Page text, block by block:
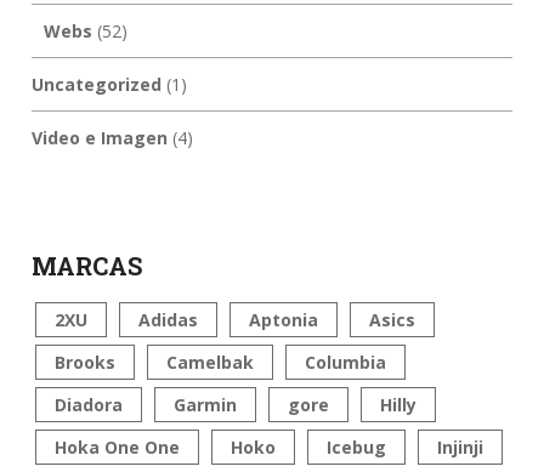
Webs (52)
Uncategorized (1)
Video e Imagen (4)
MARCAS
2XU Adidas Aptonia
Asics
Brooks
Camelbak
Columbia
Diadora
Garmin gore
Hilly
Hoka One One
Hoko Icebug Injinji